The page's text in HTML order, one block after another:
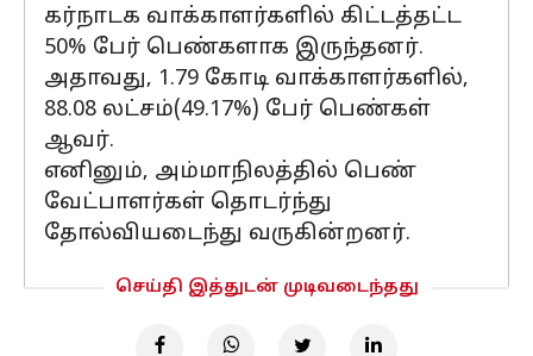
கர்நாடக வாக்காளர்களில் கிட்டத்தட்ட
50% பேர் பெண்களாக இருந்தனர்.
அதாவது, 1.79 கோடி வாக்காளர்களில்,
88.08 லட்சம்(49.17%) பேர் பெண்கள்
ஆவர்.
எனினும், அம்மாநிலத்தில் பெண்
வேட்பாளர்கள் தொடர்ந்து
தோல்வியடைந்து வருகின்றனர்.
செய்தி இத்துடன் முடிவடைந்தது